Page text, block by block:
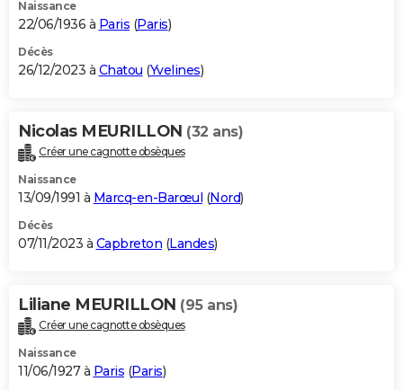
Naissance
22/06/1936 à Paris (Paris)
Décès
26/12/2023 à Chatou (Yvelines)
Nicolas MEURILLON (32 ans)
Créer une cagnotte obsèques
Naissance
13/09/1991 à Marcq-en-Barœul (Nord)
Décès
07/11/2023 à Capbreton (Landes)
Liliane MEURILLON (95 ans)
Créer une cagnotte obsèques
Naissance
11/06/1927 à Paris (Paris)